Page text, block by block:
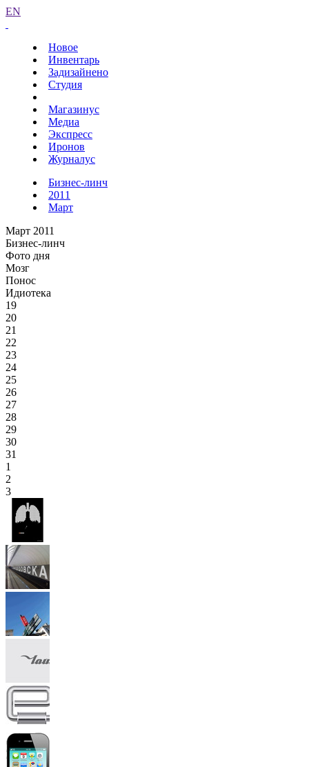
EN
Новое
Инвентарь
Задизайнено
Студия
Магазинус
Медиа
Экспресс
Иронов
Журналус
Бизнес-линч
2011
Март
Март 2011
Бизнес-линч
Фото дня
Мозг
Понос
Идиотека
19
20
21
22
23
24
25
26
27
28
29
30
31
1
2
3